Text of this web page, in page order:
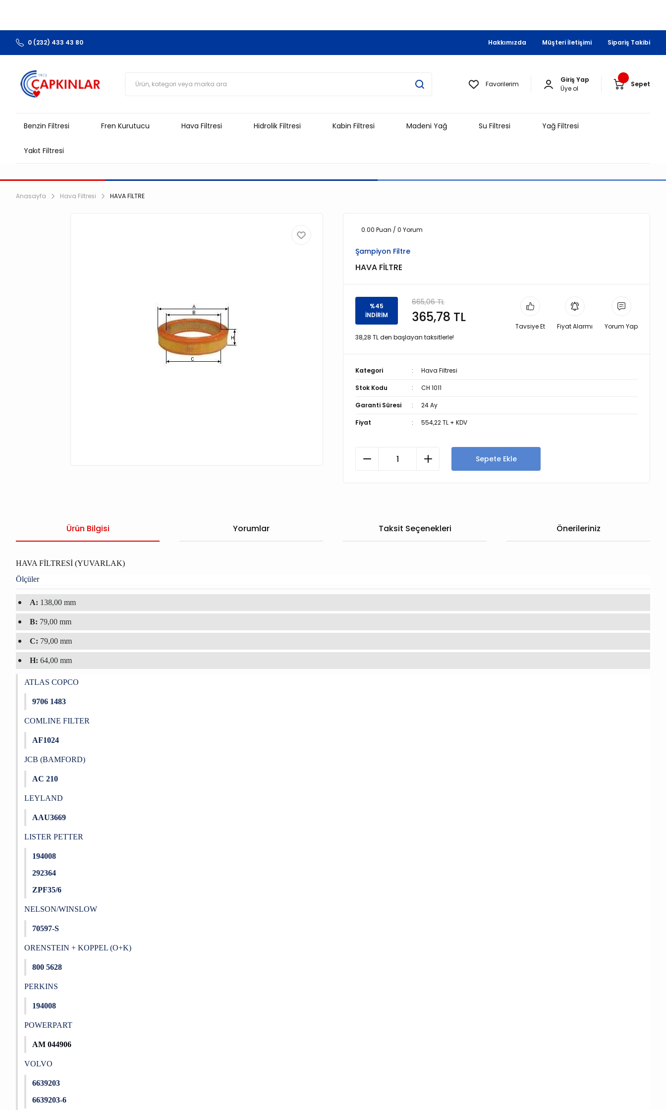
0 (232) 433 43 80 Hakkımızda Müşteri İletişimi Sipariş Takibi
Favorilerim
Giriş Yap
Üye ol
Sepet
Benzin Filtresi Fren Kurutucu Hava Filtresi Hidrolik Filtresi Kabin Filtresi Madeni Yağ Su Filtresi Yağ Filtresi
Yakıt Filtresi
Anasayfa Hava Filtresi HAVA FİLTRE
0.00 Puan / 0 Yorum
Şampiyon Filtre
HAVA FİLTRE
%45
İNDİRİM
665,06 TL
365,78 TL
38,28 TL den başlayan taksitlerle!
Tavsiye Et Fiyat Alarmı Yorum Yap
Kategori Hava Filtresi
Stok Kodu CH 1011
Garanti Süresi 24 Ay
Fiyat 554,22 TL + KDV
Sepete Ekle
Ürün Bilgisi Yorumlar Taksit Seçenekleri Önerileriniz
HAVA FİLTRESİ (YUVARLAK)
Ölçüler
A: 138,00 mm
B: 79,00 mm
C: 79,00 mm
H: 64,00 mm
ATLAS COPCO
9706 1483
COMLINE FILTER
AF1024
JCB (BAMFORD)
AC 210
LEYLAND
AAU3669
LISTER PETTER
194008
292364
ZPF35/6
NELSON/WINSLOW
70597-S
ORENSTEIN + KOPPEL (O+K)
800 5628
PERKINS
194008
POWERPART
AM 044906
VOLVO
6639203
6639203-6